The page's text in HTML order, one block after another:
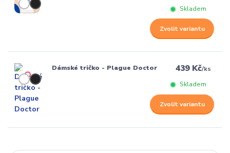
Skladem
Zvolit variantu
Dámské tričko - Plague Doctor 439 Kč/ks
Skladem
Zvolit variantu